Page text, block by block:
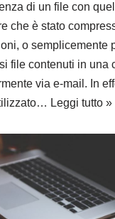
di un file con
che è stato
o semplicemente
file contenuti in una
via e-mail. In
Leggi tutto »